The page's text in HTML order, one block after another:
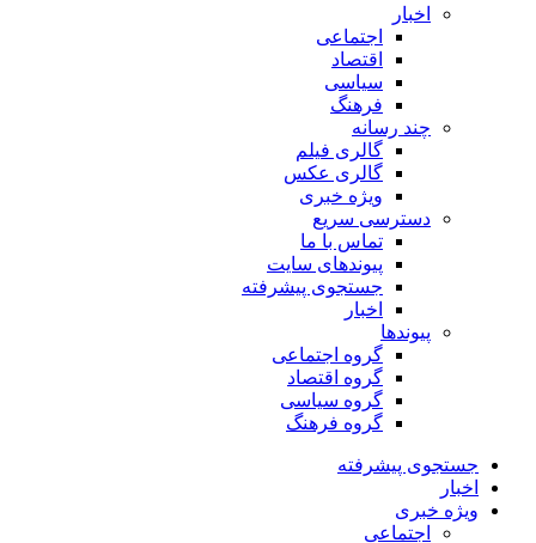
اخبار
اجتماعی
اقتصاد
سیاسی
فرهنگ
چند رسانه
گالری فیلم
گالری عکس
ویژه خبری
دسترسی سریع
تماس با ما
پیوندهای سایت
جستجوی پیشرفته
اخبار
پیوندها
گروه اجتماعی
گروه اقتصاد
گروه سیاسی
گروه فرهنگ
جستجوی پیشرفته
اخبار
ویژه خبری
اجتماعی